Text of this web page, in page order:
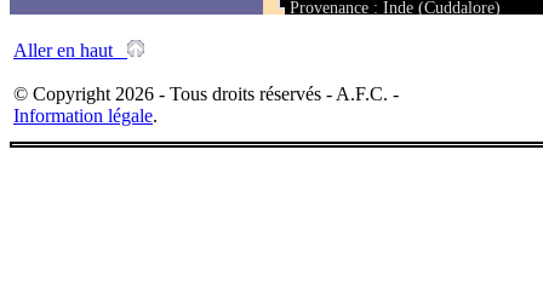
Provenance : Inde (Cuddalore)
Aller en haut
© Copyright 2026 - Tous droits réservés - A.F.C. -
Information légale.